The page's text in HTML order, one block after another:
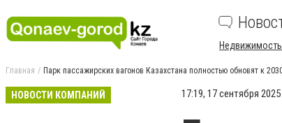
Недвижимость
Главная Парк пассажирских вагонов Казахстана полностью обновят к
НОВОСТИ КОМПАНИЙ 17:19, 17 сентября 2025